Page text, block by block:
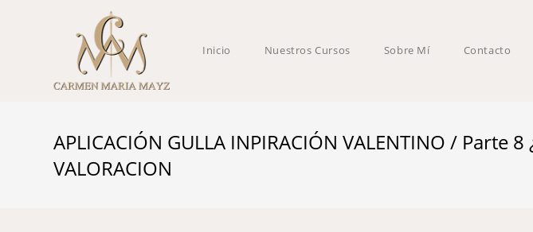
Inicio Nuestros Cursos Sobre Mí Contacto
APLICACIÓN GULLA INPIRACIÓN VALENTINO / Parte 8
VALORACION